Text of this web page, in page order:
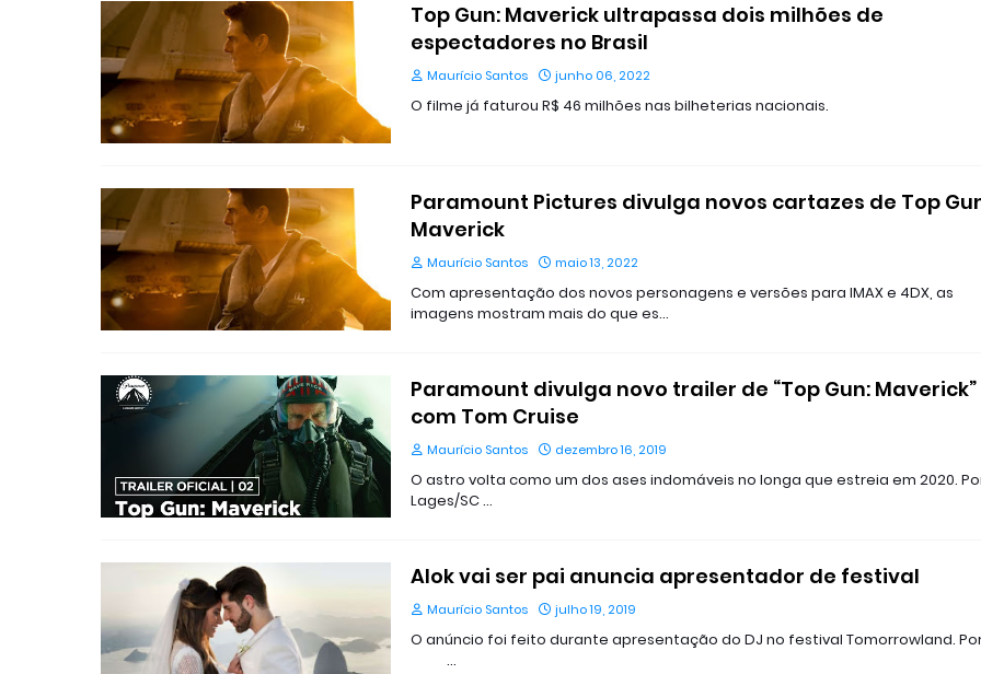
Top Gun: Maverick ultrapassa dois milhões de
espectadores no Brasil
Maurício Santos junho 06, 2022
O filme já faturou R$ 46 milhões nas bilheterias nacionais.
Paramount Pictures divulga novos cartazes de Top
Maverick
Maurício Santos maio 13, 2022
Com apresentação dos novos personagens e versões para IMAX e 4DX, as
imagens mostram mais do que es…
Paramount divulga novo trailer de “Top Gun: Maverick”
com Tom Cruise
Maurício Santos dezembro 16, 2019
O astro volta como um dos ases indomáveis no longa que estreia em 2020.
Lages/SC …
Alok vai ser pai anuncia apresentador de festival
Maurício Santos julho 19, 2019
O anúncio foi feito durante apresentação do DJ no festival Tomorrowland. Por
…